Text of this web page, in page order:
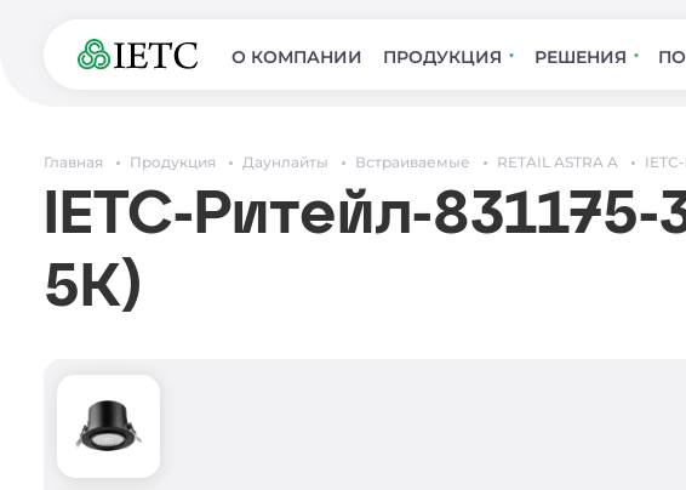
О КОМПАНИИ ПРОДУКЦИЯ РЕШЕНИЯ
Главная Продукция Даунлайты Встраиваемые RETAIL ASTRA A
IETC-Ритейл-
5К)